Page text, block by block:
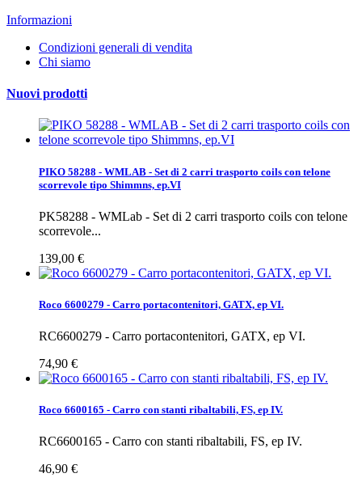
Informazioni
Condizioni generali di vendita
Chi siamo
Nuovi prodotti
PIKO 58288 - WMLAB - Set di 2 carri trasporto coils con telone
scorrevole tipo Shimmns, ep.VI
PK58288 - WMLab - Set di 2 carri trasporto coils con telone
scorrevole...
139,00 €
Roco 6600279 - Carro portacontenitori, GATX, ep VI.
RC6600279 - Carro portacontenitori, GATX, ep VI.
74,90 €
Roco 6600165 - Carro con stanti ribaltabili, FS, ep IV.
RC6600165 - Carro con stanti ribaltabili, FS, ep IV.
46,90 €